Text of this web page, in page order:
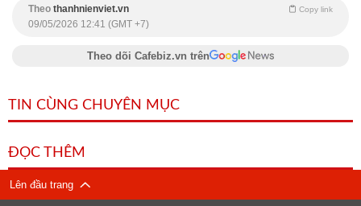
Theo thanhnienviet.vn Copy link
09/05/2026 12:41 (GMT +7)
Theo dõi Cafebiz.vn trên
TIN CÙNG CHUYÊN MỤC
ĐỌC THÊM
Lên đầu trang